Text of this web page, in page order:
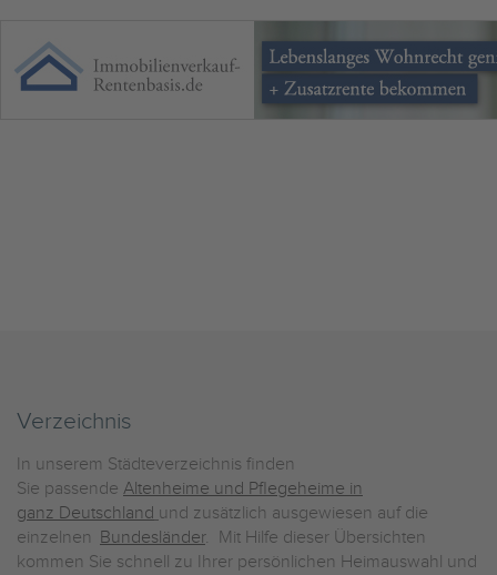
Verzeichnis
In unserem Städteverzeichnis finden
Sie passende Altenheime und Pflegeheime in
ganz Deutschland und zusätzlich ausgewiesen auf die
einzelnen Bundesländer. Mit Hilfe dieser Übersichten
kommen Sie schnell zu Ihrer persönlichen Heimauswahl und